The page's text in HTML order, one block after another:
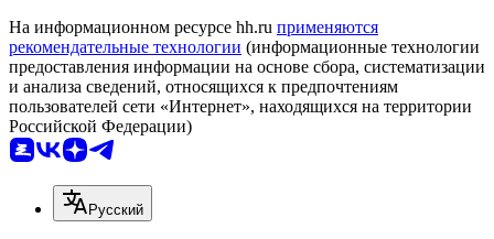
На информационном ресурсе hh.ru применяются
рекомендательные технологии (информационные технологии
предоставления информации на основе сбора, систематизации
и анализа сведений, относящихся к предпочтениям
пользователей сети «Интернет», находящихся на территории
Российской Федерации)
Русский